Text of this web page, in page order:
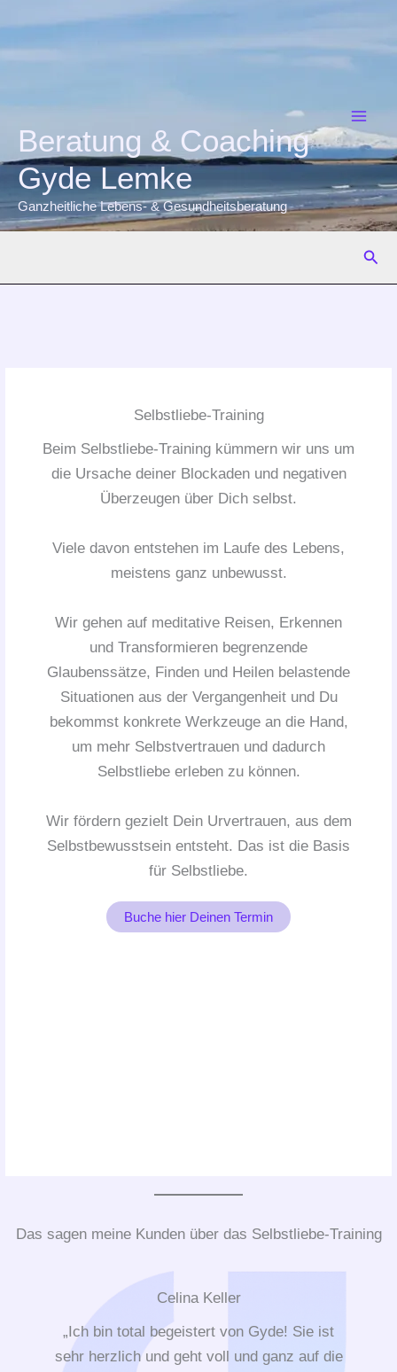
Beratung & Coaching
Gyde Lemke
Ganzheitliche Lebens- & Gesundheitsberatung
Selbstliebe-Training
Beim Selbstliebe-Training kümmern wir uns um
die Ursache deiner Blockaden und negativen
Überzeugen über Dich selbst.
Viele davon entstehen im Laufe des Lebens,
meistens ganz unbewusst.
Wir gehen auf meditative Reisen, Erkennen
und Transformieren begrenzende
Glaubenssätze, Finden und Heilen belastende
Situationen aus der Vergangenheit und Du
bekommst konkrete Werkzeuge an die Hand,
um mehr Selbstvertrauen und dadurch
Selbstliebe erleben zu können.
Wir fördern gezielt Dein Urvertrauen, aus dem
Selbstbewusstsein entsteht. Das ist die Basis
für Selbstliebe.
Buche hier Deinen Termin
Das sagen meine Kunden über das Selbstliebe-Training
Celina Keller
„Ich bin total begeistert von Gyde! Sie ist
sehr herzlich und geht voll und ganz auf die